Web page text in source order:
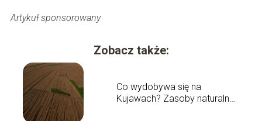
Artykuł sponsorowany
Zobacz także:
Co wydobywa się na
Kujawach? Zasoby naturalne